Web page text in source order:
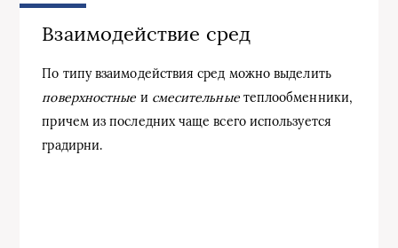
Взаимодействие сред
По типу взаимодействия сред можно выделить
поверхностные и смесительныетеплообменники,
причем из последних чаще всего используется
градирни.